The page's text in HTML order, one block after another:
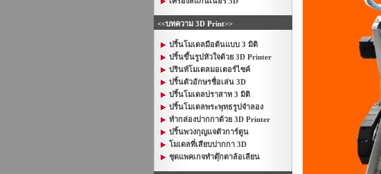
<<บทความ 3D Print>>
ปริ้นโมเดลมือต้นแบบ 3 มิติ
ปริ้นขึ้นรูปหัวใจด้วย 3D Printer
ปรินท์โมเดลมอเตอร์ไซค์
ปริ้นตัวอักษรชื่อเล่น 3D
ปริ้นโมเดลปราสาท 3 มิติ
ปริ้นโมเดลพระพุทธรูปจำลอง
ทำกล่องปากกาด้วย 3D Printer
ปริ้นพวงกุญแจตัวการ์ตูน
โมเดลที่เสียบปากกา 3D
ชุดแพคเกจทำตุ๊กตาล้อเลียน